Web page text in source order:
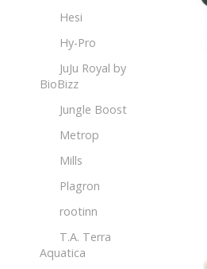
Hesi
Hy-Pro
JuJu Royal by
BioBizz
Jungle Boost
Metrop
Mills
Plagron
rootinn
T.A. Terra
Aquatica